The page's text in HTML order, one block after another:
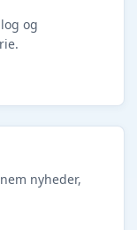
og
nyheder,